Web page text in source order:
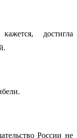
достигла
России не